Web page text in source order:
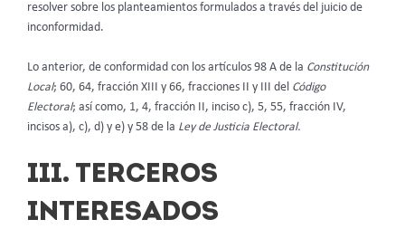
resolver sobre los planteamientos formulados a través del juicio de
inconformidad.
Lo anterior, de conformidad con los artículos 98 A de la Constitución
Local; 60, 64, fracción XIII y 66, fracciones II y III del Código
Electoral; así como, 1, 4, fracción II, inciso c), 5, 55, fracción IV,
incisos a), c), d) y e) y 58 de la Ley de Justicia Electoral.
III. TERCEROS
INTERESADOS